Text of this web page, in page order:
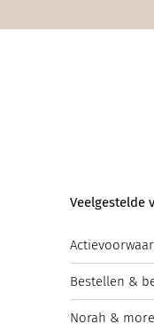
Veelgestelde
Bestellen &
Norah & more